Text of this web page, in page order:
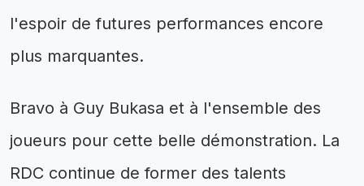
l'espoir de futures performances encore
plus marquantes.
Bravo à Guy Bukasa et à l'ensemble des
joueurs pour cette belle démonstration. La
RDC continue de former des talents